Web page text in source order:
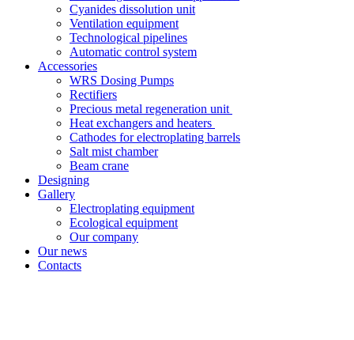
Cyanides dissolution unit
Ventilation equipment
Technological pipelines
Automatic control system
Accessories
WRS Dosing Pumps
Rectifiers
Precious metal regeneration unit
Heat exchangers and heaters
Cathodes for electroplating barrels
Salt mist chamber
Beam crane
Designing
Gallery
Electroplating equipment
Ecological equipment
Our company
Our news
Contacts